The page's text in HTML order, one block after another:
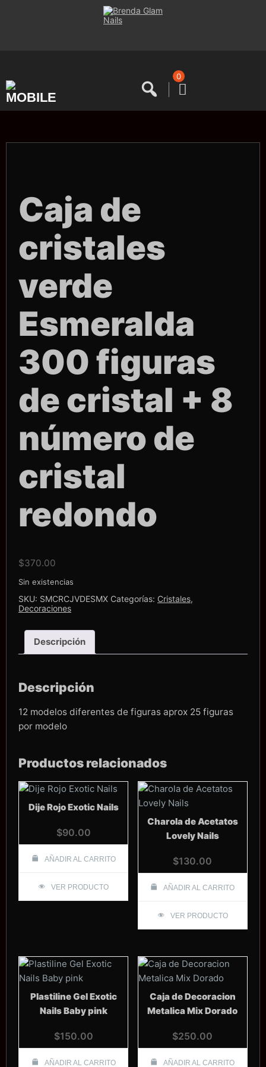
0
Caja de
cristales
verde
Esmeralda
300 figuras
de cristal + 8
número de
cristal
redondo
$370.00
Sin existencias
SKU: SMCRCJVDESMX Categorías: Cristales,
Decoraciones
Descripción
Descripción
12 modelos diferentes de figuras aprox 25 figuras
por modelo
Productos relacionados
Dije Rojo Exotic Nails
$90.00
AÑADIR AL CARRITO
VER PRODUCTO
Charola de Acetatos
Lovely Nails
$130.00
AÑADIR AL CARRITO
VER PRODUCTO
Plastiline Gel Exotic
Nails Baby pink
$150.00
AÑADIR AL CARRITO
Caja de Decoracion
Metalica Mix Dorado
$250.00
AÑADIR AL CARRITO